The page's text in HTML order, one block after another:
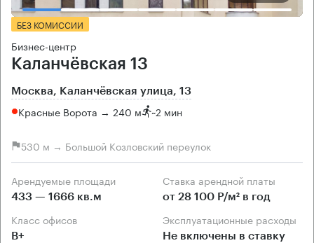
БЕЗ КОМИССИИ
Бизнес-центр
Каланчёвская 13
Москва, Каланчёвская улица, 13
Красные Ворота → 240 м ~2 мин
530 м → Большой Козловский переулок
Арендуемые площади
433 — 1666 кв.м
Ставка арендной платы
от 28 100 Р/м² в год
Класс офисов
B+
Эксплуатационные расходы
Не включены в ставку